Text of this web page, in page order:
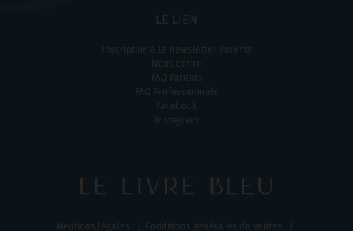
LE LIEN
Inscription à la newsletter Parents
Nous écrire
FAQ Parents
FAQ Professionnels
Facebook
Instagram
Mentions légales Conditions générales de ventes